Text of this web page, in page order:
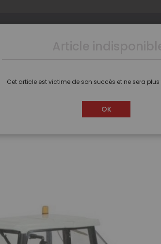
Cet article est victime de son succès et ne sera
OK